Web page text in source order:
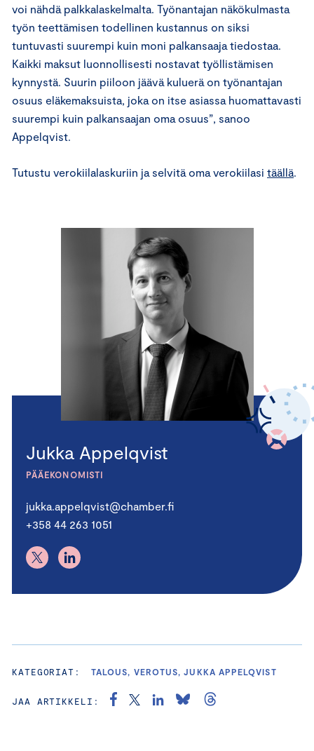
voi nähdä palkkalaskelmalta. Työnantajan näkökulmasta
työn teettämisen todellinen kustannus on siksi
tuntuvasti suurempi kuin moni palkansaaja tiedostaa.
Kaikki maksut luonnollisesti nostavat työllistämisen
kynnystä. Suurin piiloon jäävä kuluerä on työnantajan
osuus eläkemaksuista, joka on itse asiassa huomattavasti
suurempi kuin palkansaajan oma osuus”, sanoo
Appelqvist.
Tutustu verokiilalaskuriin ja selvitä oma verokiilasi täällä.
Jukka Appelqvist
PÄÄEKONOMISTI
jukka.appelqvist@chamber.fi
+358 44 263 1051
KATEGORIAT: TALOUS, VEROTUS, JUKKA APPELQVIST
JAA ARTIKKELI: